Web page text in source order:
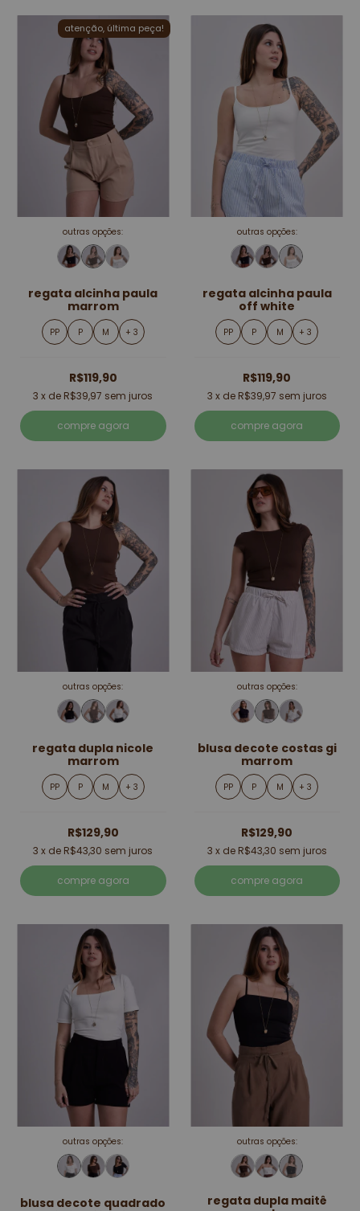
atenção, última peça!
outras opções:
regata alcinha paula
marrom
PP P M + 3
R$119,90
3 x de R$39,97 sem juros
compre agora
outras opções:
regata alcinha paula
off white
PP P M + 3
R$119,90
3 x de R$39,97 sem juros
compre agora
outras opções:
regata dupla nicole
marrom
PP P M + 3
R$129,90
3 x de R$43,30 sem juros
compre agora
outras opções:
blusa decote costas gi
marrom
PP P M + 3
R$129,90
3 x de R$43,30 sem juros
compre agora
outras opções:
blusa decote quadrado
outras opções:
regata dupla maitê